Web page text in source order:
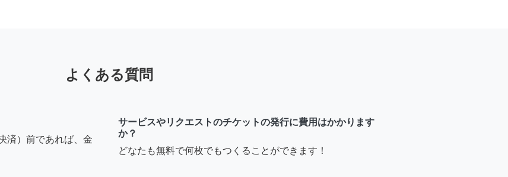
よくある質問
済）前であれば、金
サービスやリクエストのチケットの発行に費用はかかります
か？
どなたも無料で何枚でもつくることができます！